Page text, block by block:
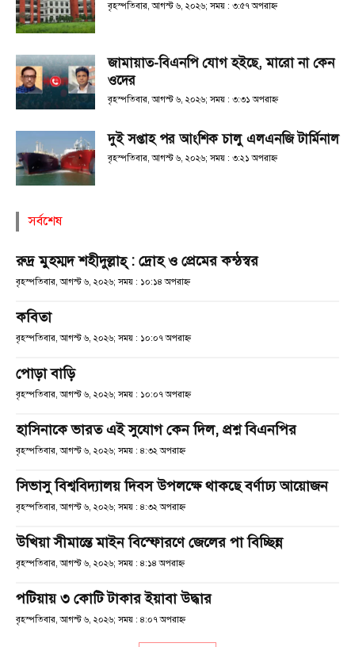
বৃহস্পতিবার, আগস্ট ৬, ২০২৬; সময় : ৩:৫৭ অপরাহ্ণ
জামায়াত-বিএনপি যোগ হইছে, মারো না কেন
ওদের
বৃহস্পতিবার, আগস্ট ৬, ২০২৬; সময় : ৩:৩১ অপরাহ্ণ
দুই সপ্তাহ পর আংশিক চালু এলএনজি টার্মিনাল
বৃহস্পতিবার, আগস্ট ৬, ২০২৬; সময় : ৩:২১ অপরাহ্ণ
সর্বশেষ
রুদ্র মুহম্মদ শহীদুল্লাহ্ : দ্রোহ ও প্রেমের কন্ঠস্বর
বৃহস্পতিবার, আগস্ট ৬, ২০২৬; সময় : ১০:১৪ অপরাহ্ণ
কবিতা
বৃহস্পতিবার, আগস্ট ৬, ২০২৬; সময় : ১০:০৭ অপরাহ্ণ
পোড়া বাড়ি
বৃহস্পতিবার, আগস্ট ৬, ২০২৬; সময় : ১০:০৭ অপরাহ্ণ
হাসিনাকে ভারত এই সুযোগ কেন দিল, প্রশ্ন বিএনপির
বৃহস্পতিবার, আগস্ট ৬, ২০২৬; সময় : ৪:৩২ অপরাহ্ণ
সিভাসু বিশ্ববিদ্যালয় দিবস উপলক্ষে থাকছে বর্ণাঢ্য আয়োজন
বৃহস্পতিবার, আগস্ট ৬, ২০২৬; সময় : ৪:৩২ অপরাহ্ণ
উখিয়া সীমান্তে মাইন বিস্ফোরণে জেলের পা বিচ্ছিন্ন
বৃহস্পতিবার, আগস্ট ৬, ২০২৬; সময় : ৪:১৪ অপরাহ্ণ
পটিয়ায় ৩ কোটি টাকার ইয়াবা উদ্ধার
বৃহস্পতিবার, আগস্ট ৬, ২০২৬; সময় : ৪:০৭ অপরাহ্ণ